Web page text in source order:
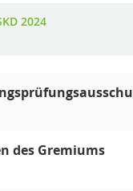
2024
des Gremiums